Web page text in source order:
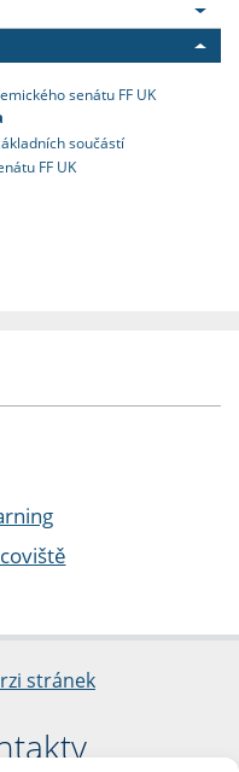
senátu FF UK
součástí
FF UK
stránek